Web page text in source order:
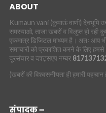
ABOUT
Kumaun vani (कुमाऊं वाणी) देवभूमि
समस्याओ, ताजा खबरों व विलुप्त हो रही
एकमात्र डिजिटल माध्यम है। अतः आप
समाचारों को प्रकाशित करने के लिए हमसे
दूरसंचार व व्हाट्सएप नम्बर
(खबरों की विश्वसनीयता ही हमारी पहचान
संपादक –